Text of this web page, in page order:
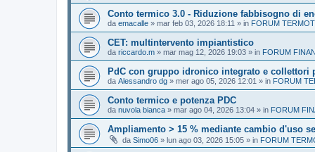
Conto termico 3.0 - Riduzione fabbisogno di
da emacalle » mar feb 03, 2026 18:11 » in FORUM
CET: multintervento impiantistico
da riccardo.m » mar mag 12, 2026 19:03 » in FORUM
PdC con gruppo idronico integrato e
da Alessandro dg » mer ago 05, 2026 12:01 » in FORUM
Conto termico e potenza PDC
da nuvola bianca » mar ago 04, 2026 13:04 » in FORUM
Ampliamento > 15 % mediante cambio d'uso
da Simo06 » lun ago 03, 2026 15:05 » in FORUM